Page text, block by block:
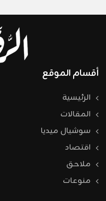
أقسام الموقع
الرئيسية
المقالات
سوشيال ميديا
اقتصاد
ملاحق
منوعات